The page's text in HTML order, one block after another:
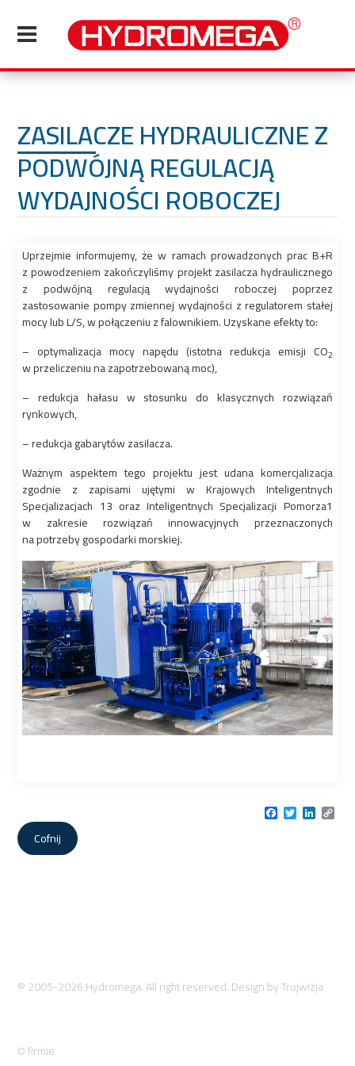
ZASILACZE HYDRAULICZNE Z
PODWÓJNĄ REGULACJĄ
WYDAJNOŚCI ROBOCZEJ
Uprzejmie informujemy, że w ramach prowadzonych prac B+R
z powodzeniem zakończyliśmy projekt zasilacza hydraulicznego
z podwójną regulacją wydajności roboczej poprzez
zastosowanie pompy zmiennej wydajności z regulatorem stałej
mocy lub L/S, w połączeniu z falownikiem. Uzyskane efekty to:
– optymalizacja mocy napędu (istotna redukcja emisji CO2
w przeliczeniu na zapotrzebowaną moc),
– redukcja hałasu w stosunku do klasycznych rozwiązań
rynkowych,
– redukcja gabarytów zasilacza.
Ważnym aspektem tego projektu jest udana komercjalizacja
zgodnie z zapisami ujętymi w Krajowych Inteligentnych
Specjalizacjach 13 oraz Inteligentnych Specjalizacji Pomorza1
w zakresie rozwiązań innowacyjnych przeznaczonych
na potrzeby gospodarki morskiej.
Facebook
Twitter
Link
Cofnij
© 2005-2026 Hydromega. All right reserved. Design byTrojwizja
O firmie